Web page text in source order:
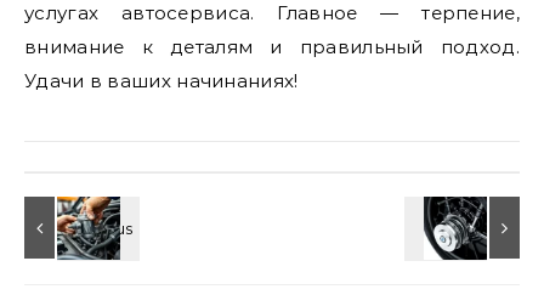
услугах автосервиса. Главное — терпение,
внимание к деталям и правильный подход.
Удачи в ваших начинаниях!